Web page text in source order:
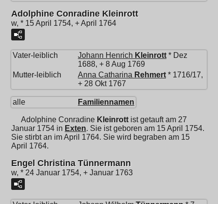
Adolphine Conradine Kleinrott
w, * 15 April 1754, + April 1764
Vater-leiblich Johann Henrich Kleinrott * Dez
1688, + 8 Aug 1769
Mutter-leiblich
Anna Catharina Rehmert * 1716/17,
+ 28 Okt 1767
alle Familiennamen
Adolphine Conradine Kleinrott ist getauft am 27
Januar 1754 in Exten. Sie ist geboren am 15 April 1754.
Sie stirbt an im April 1764. Sie wird begraben am 15
April 1764.
Engel Christina Tünnermann
w, * 24 Januar 1754, + Januar 1763